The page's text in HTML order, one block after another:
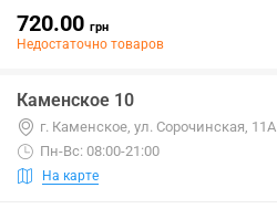
720.00 грн
Недостаточно товаров
Каменское 10
г. Каменское, ул. Сорочинская, 11А
Пн-Вс: 08:00-21:00
На карте